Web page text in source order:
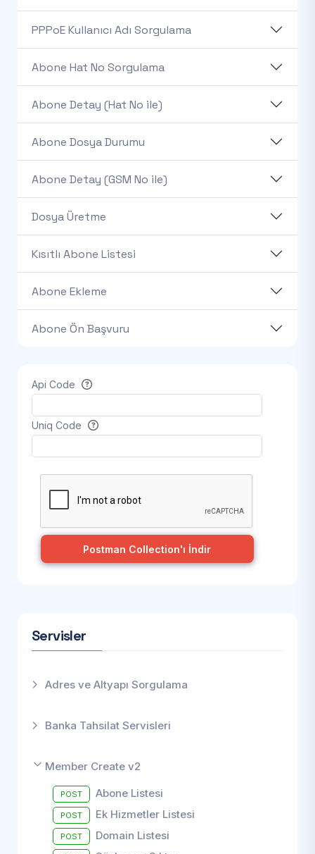
PPPoE Kullanıcı Adı Sorgulama
Abone Hat No Sorgulama
Abone Detay (Hat No ile)
Abone Dosya Durumu
Abone Detay (GSM No ile)
Dosya Üretme
Kısıtlı Abone Listesi
Abone Ekleme
Abone Ön Başvuru
Api Code
Uniq Code
Postman Collection'ı İndir
Servisler
Adres ve Altyapı Sorgulama
Banka Tahsilat Servisleri
Member Create v2
POST Abone Listesi
POST Ek Hizmetler Listesi
POST Domain Listesi